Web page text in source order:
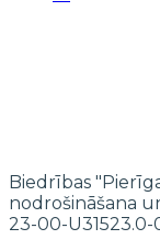
Biedrības
nodrošināšana
23-00-